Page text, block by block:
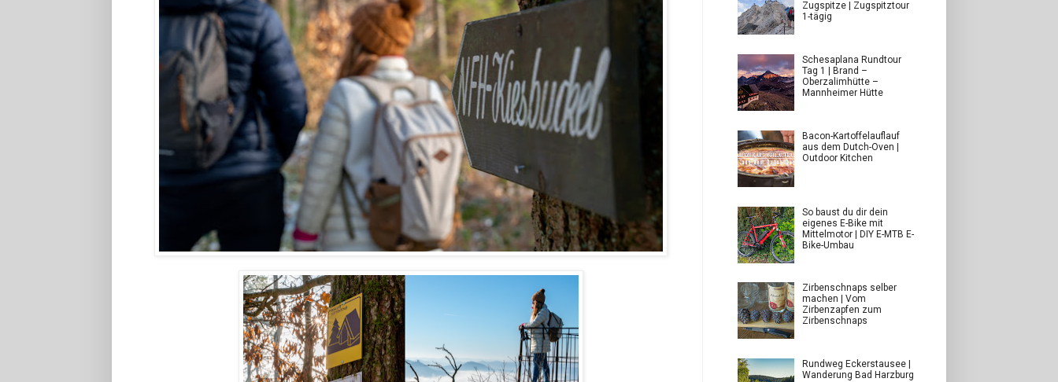
Zugspitze | Zugspitztour
1-tägig
Schesaplana Rundtour
Tag 1 | Brand –
Oberzalimhütte –
Mannheimer Hütte
Bacon-Kartoffelauflauf
aus dem Dutch-Oven |
Outdoor Kitchen
So baust du dir dein
eigenes E-Bike mit
Mittelmotor | DIY E-MTB E-
Bike-Umbau
Zirbenschnaps selber
machen | Vom
Zirbenzapfen zum
Zirbenschnaps
Rundweg Eckerstausee |
Wanderung Bad Harzburg